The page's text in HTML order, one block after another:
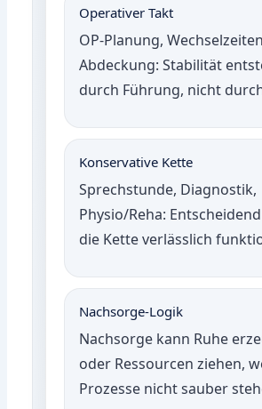
Operativer Takt
OP-Planung,
Abdeckung: Stabilität
durch Führung, nicht
Konservative Kette
Sprechstunde, Diagnostik,
Physio/Reha:
die Kette verlässlich
Nachsorge-Logik
Nachsorge kann Ruhe
oder Ressourcen ziehen,
Prozesse nicht sauber